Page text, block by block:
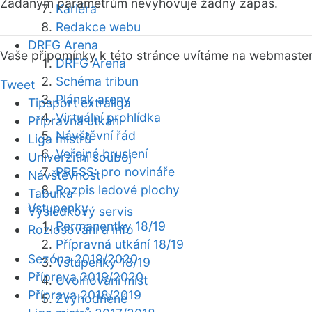
Kariéra
Redakce webu
DRFG Arena
DRFG Arena
Schéma tribun
Plánek areny
Virtuální prohlídka
Návštěvní řád
Veřejné bruslení
PRESS: pro novináře
Rozpis ledové plochy
Vstupenky
Permanentky 18/19
Přípravná utkání 18/19
Vstupenky 18/19
Uvolňování míst
Zvýhodněné
Zadaným parametrům nevyhovuje žádný zápas.
Vaše připomínky k této stránce uvítáme na webmaster
Tweet
Tipsport extraliga
Přípravná utkání
Liga mistrů
Univerzitní souboj
Návštěvnost
Tabulka
Výsledkový servis
Rozlosování a info
Sezóna 2019/2020
Příprava 2019/2020
Příprava 2018/2019